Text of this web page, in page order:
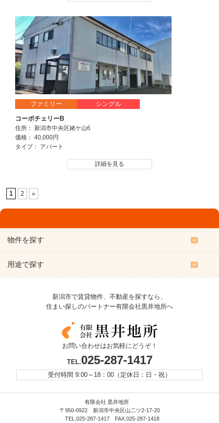
ファミリー
シングル
コーポチェリーB
住所： 新潟市中央区姥ケ山6
価格： 40,000円
タイプ： アパート
詳細を見る
1 2 »
物件を探す
用途で探す
新潟市で賃貸物件、不動産を探すなら、
住まい探しのパートナー有限会社黒井地所へ
お問い合わせはお気軽にどうぞ！
TEL.025-287-1417
受付時間 9:00～18：00（定休日：日・祝）
有限会社 黒井地所
〒950-0922 新潟市中央区山二ツ2-17-20
TEL.025-287-1417 FAX.025-287-1418